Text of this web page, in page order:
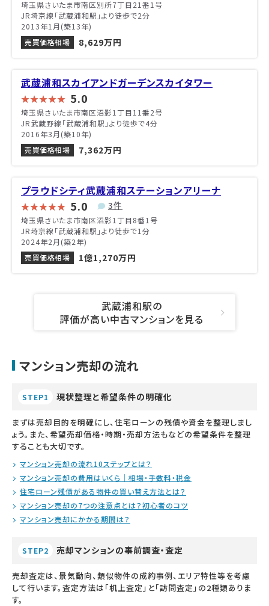
埼玉県さいたま市南区別所7丁目21番1号
JR埼京線「武蔵浦和駅」より徒歩で2分
2013年1月(築13年)
売買価格相場
8,629万円
武蔵浦和スカイアンドガーデンスカイタワー
5.0
埼玉県さいたま市南区沼影1丁目11番2号
JR武蔵野線「武蔵浦和駅」より徒歩で4分
2016年3月(築10年)
売買価格相場
7,362万円
プラウドシティ武蔵浦和ステーションアリーナ
5.0 3件
埼玉県さいたま市南区沼影1丁目8番1号
JR埼京線「武蔵浦和駅」より徒歩で1分
2024年2月(築2年)
売買価格相場
1億1,270万円
武蔵浦和駅の
評価が高い中古マンションを見る
マンション売却の流れ
STEP1 現状整理と希望条件の明確化
まずは売却目的を明確にし、住宅ローンの残債や資金を整理しまし
ょう。また、希望売却価格・時期・売却方法もなどの希望条件を整理
することも大切です。
マンション売却の流れ10ステップとは？
マンション売却の費用はいくら｜相場・手数料・税金
住宅ローン残債がある物件の買い替え方法とは？
マンション売却の7つの注意点とは？初心者のコツ
マンション売却にかかる期間は？
STEP2 売却マンションの事前調査・査定
売却査定は、景気動向、類似物件の成約事例、エリア特性等を考慮
して行います。査定方法は「机上査定」と「訪問査定」の2種類ありま
す。